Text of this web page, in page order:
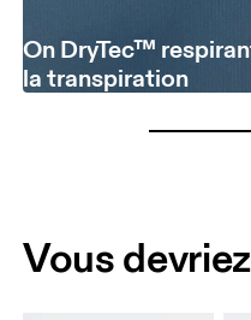
On DryTec™
la transpiration
Vous